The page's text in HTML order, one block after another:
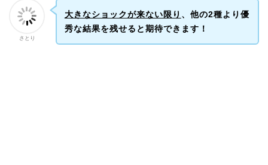
さとり
大きなショックが来ない限り 、他の2種より優
秀な結果を残せると期待できます！